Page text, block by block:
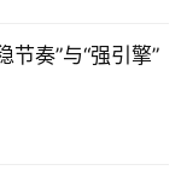
节奏”与“强引擎”